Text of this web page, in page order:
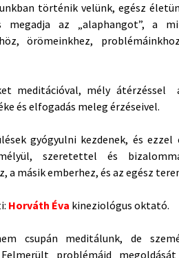
történik velünk, egész
megadja az „alaphangot”, a
örömeinkhez,
meditációval, mély
és elfogadás meleg érzéseivel.
gyógyulni kezdenek, és ezzel
szeretettel és
a másik emberhez, és az egész
Horváth Éva kineziológus oktató.
csupán meditálunk, de
problémáid